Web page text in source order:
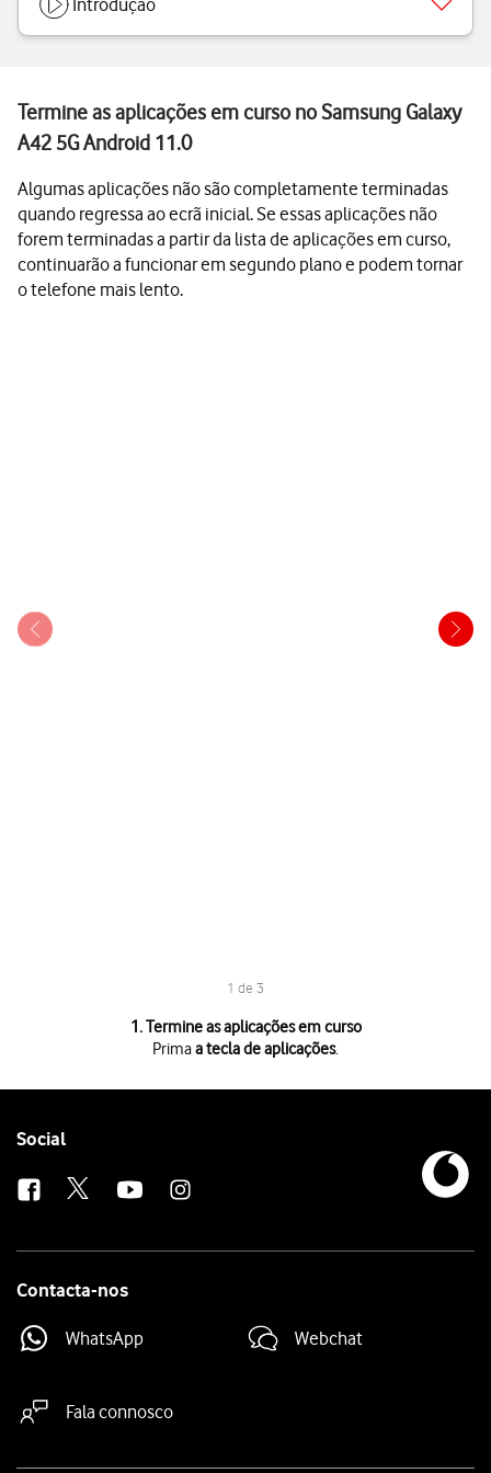
Introdução
Termine as aplicações em curso no Samsung Galaxy
A42 5G Android 11.0
Algumas aplicações não são completamente terminadas
quando regressa ao ecrã inicial. Se essas aplicações não
forem terminadas a partir da lista de aplicações em curso,
continuarão a funcionar em segundo plano e podem tornar
o telefone mais lento.
1 de 3
1. Termine as aplicações em curso
Primaa tecla de aplicações.
Para terminar uma aplicação em curso,deslize o dedo para cimana
Follow
Social
Contacta-nos
WhatsApp Webchat
Fala connosco